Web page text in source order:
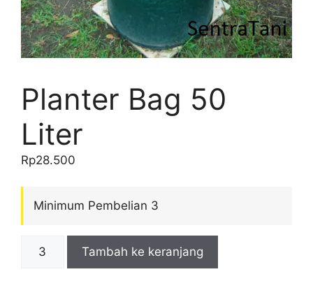
Planter Bag 50
Liter
Rp28.500
Minimum Pembelian 3
Kuantitas
Planter
Tambah ke keranjang